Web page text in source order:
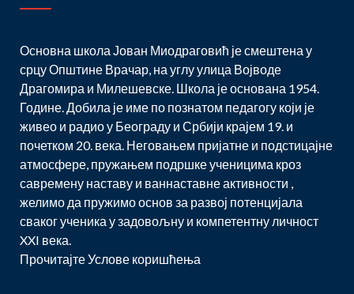
Основна школа Јован Миодраговић је смештена у
срцу Општине Врачар, на углу улица Војводе
Драгомира и Милешевске. Школа је основана 1954.
Године. Добила је име по познатом педагогу који је
живео и радио у Београду и Србији крајем 19. и
почетком 20. века. Неговањем пријатне и подстицајне
атмосфере, пружањем подршке ученицима кроз
савремену наставу и ваннаставне активности ,
желимо да пружимо основ за развој потенцијала
сваког ученика у задовољну и компетентну личност
XXI века.
ПрочитајтеУслове коришћења